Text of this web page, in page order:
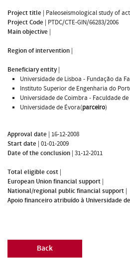
Project title | Paleoseismological study of
Project Code | PTDC/CTE-GIN/66283/2006
Main objective |
Region of intervention |
Beneficiary entity|
Universidade de Lisboa - Fundação da
Instituto Superior de Engenharia do
Universidade de Coimbra - Faculdade
Universidade de Évora(parceiro)
Approval date | 16-12-2008
Start date | 01-01-2009
Date of the conclusion | 31-12-2011
Total eligible cost |
European Union financial support |
National/regional public financial support |
Apoio financeiro atribuído à Universidade
Back